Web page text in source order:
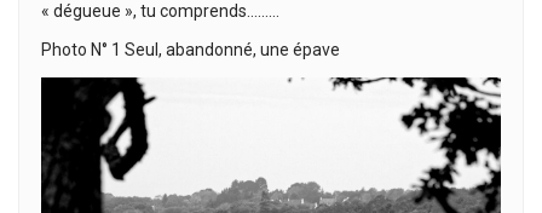
« dégueue », tu comprends………
Photo N° 1 Seul, abandonné, une épave